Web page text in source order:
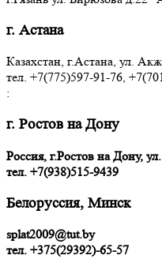
г. Астана
Казахстан, г.Астана, ул.
тел. +7(775)597-91-76,
:
г. Ростов на Дону
Россия, г.Ростов на Дону,
тел. +7(938)515-9439
Белоруссия, Минск
splat2009@tut.by
тел. +375(29392)-65-57